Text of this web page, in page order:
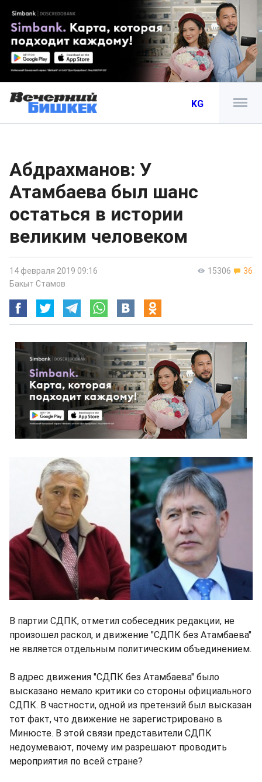
KG
Абдрахманов: У
Атамбаева был шанс
остаться в истории
великим человеком
15306 36
14 февраля 2019 09:16
Бакыт Стамов
В партии СДПК, отметил собеседник редакции, не
произошел раскол, и движение "СДПК без Атамбаева"
не является отдельным политическим объединением.
В адрес движения "СДПК без Атамбаева" было
высказано немало критики со стороны официального
СДПК. В частности, одной из претензий был высказан
тот факт, что движение не зарегистрировано в
Минюсте. В этой связи представители СДПК
недоумевают, почему им разрешают проводить
мероприятия по всей стране?